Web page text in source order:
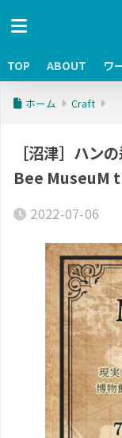
TOP ABOUT ワ
ホーム Craft
［沼津］ハン
Bee MuseuM
2022-07-06